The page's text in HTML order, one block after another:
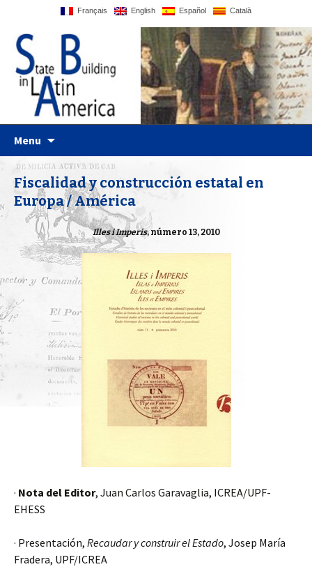
Français English Español Català
Statebglat
Just another WordPress site
Menu
Fiscalidad y construcción estatal en
Europa / América
Illes i Imperis, número 13, 2010
· Nota del Editor, Juan Carlos Garavaglia, ICREA/UPF-
EHESS
· Presentación, Recaudar y construir el Estado, Josep María
Fradera, UPF/ICREA